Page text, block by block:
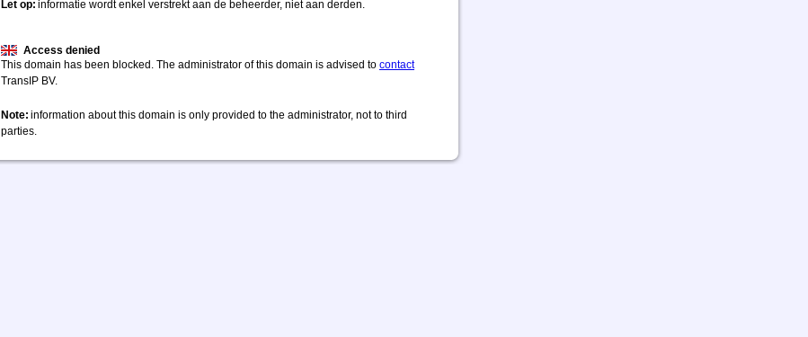
Let op: informatie wordt enkel verstrekt aan de beheerder, niet aan derden.
Access denied
This domain has been blocked. The administrator of this domain is advised to contact
TransIP BV.
Note: information about this domain is only provided to the administrator, not to third
parties.